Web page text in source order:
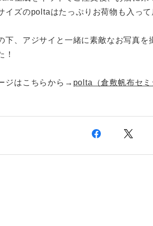
イズのpoltaはたっぷりお荷物も入っ
下、アジサイと一緒に素敵なお写真を
！
ジはこちらから→ polta（倉敷帆布セミ